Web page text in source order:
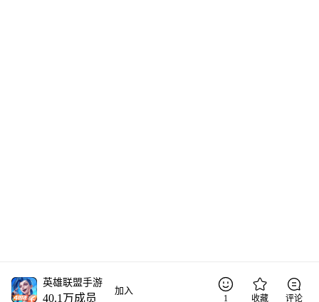
英雄联盟手游
40.1万成员
加入
1 收藏 评论